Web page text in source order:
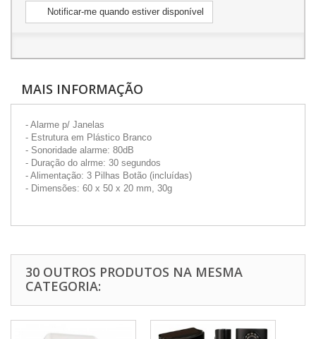
Notificar-me quando estiver disponível
MAIS INFORMAÇÃO
- Alarme p/ Janelas
- Estrutura em Plástico Branco
- Sonoridade alarme: 80dB
- Duração do alrme: 30 segundos
- Alimentação: 3 Pilhas Botão (incluídas)
- Dimensões: 60 x 50 x 20 mm, 30g
30 OUTROS PRODUTOS NA MESMA
CATEGORIA: